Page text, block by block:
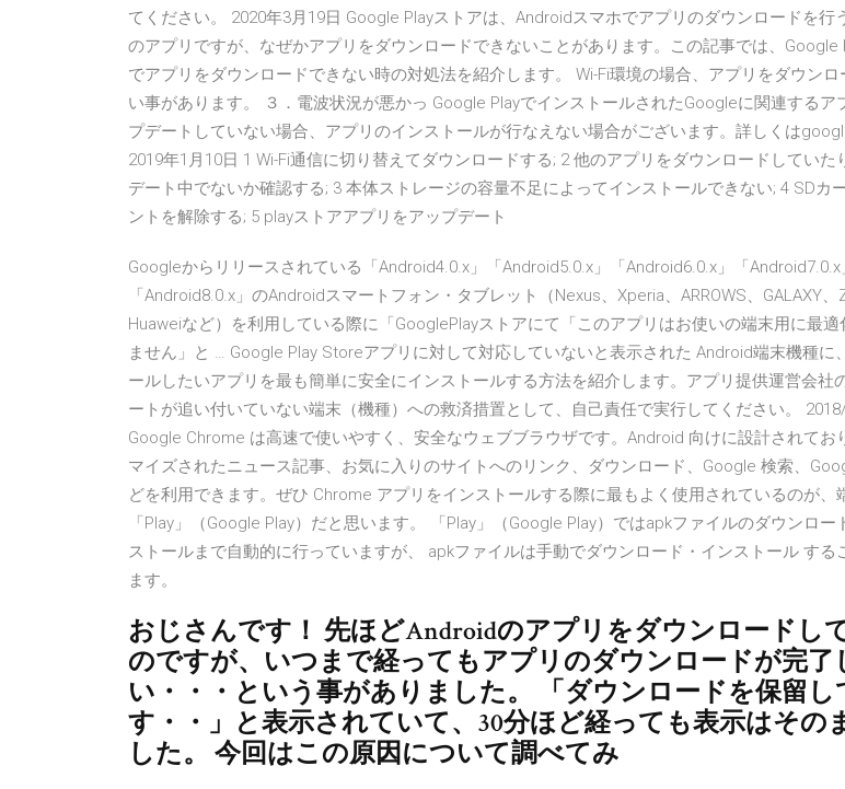
てください。 2020年3月19日 Google Playストアは、Androidスマホでアプリのダウンロードを行
のアプリですが、なぜかアプリをダウンロードできないことがあります。この記事では、Google
でアプリをダウンロードできない時の対処法を紹介します。 Wi-Fi環境の場合、アプリをダウンロ
い事があります。 ３．電波状況が悪かっ Google PlayでインストールされたGoogleに関連するア
プデートしていない場合、アプリのインストールが行なえない場合がございます。詳しくは
2019年1月10日 1 Wi-Fi通信に切り替えてダウンロードする; 2 他のアプリをダウンロードしていた
デート中でないか確認する; 3 本体ストレージの容量不足によってインストールできない; 4 SDカ
ントを解除する; 5 playストアアプリをアップデート
Googleからリリースされている「Android4.0.x」「Android5.0.x」「Android6.0.x」「Android7.0.x
「Android8.0.x」のAndroidスマートフォン・タブレット（Nexus、Xperia、ARROWS、GALAXY、
Huaweiなど）を利用している際に「GooglePlayストアにて「このアプリはお使いの端末用に最適
ません」と … Google Play Storeアプリに対して対応していないと表示された Android端末機種に
ールしたいアプリを最も簡単に安全にインストールする方法を紹介します。アプリ提供運営会社
ートが追い付いていない端末（機種）への救済措置として、自己責任で実行してください。
Google Chrome は高速で使いやすく、安全なウェブブラウザです。Android 向けに設計されてお
マイズされたニュース記事、お気に入りのサイトへのリンク、ダウンロード、Google 検索、
どを利用できます。ぜひ Chrome アプリをインストールする際に最もよく使用されているのが、
「Play」（Google Play）だと思います。 「Play」（Google Play）ではapkファイルのダウンロー
ストールまで自動的に行っていますが、 apkファイルは手動でダウンロード・インストール する
ます。
おじさんです！ 先ほどAndroidのアプリをダウンロードし
のですが、いつまで経ってもアプリのダウンロードが完了
い・・・という事がありました。 「ダウンロードを保留し
す・・」と表示されていて、30分ほど経っても表示はその
した。 今回はこの原因について調べてみ